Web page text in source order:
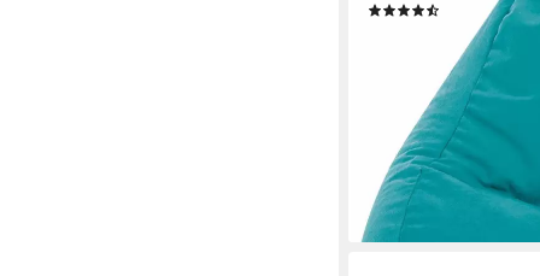
lieferbar - in 2-3